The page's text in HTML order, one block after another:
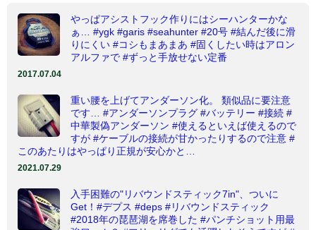
やっぱアシストフック作りにはシーハンターかな
ぁ… #ygk #garis #seahunter #20号 #結んだ後に滑
りにくい #コシもまあまあ #固くしたい時はアロン
アルファで #ずっと手放せない定番
2017.07.04
重い腰を上げてアンダーソン化。 類似品に要注意
です… #アンダーソンプラグ #バッテリー #接続 #
中華製偽アンダーソン #使えるといえば使えるので
すが #ケーブルの接続が甘かったりするので注意 #
このあたりはやっぱり正規が安心かと…
2021.07.29
入手困難の"リバウンドスティック7in"、ついに
Get！#デプス #deps #リバウンドスティック
#2018年の琵琶湖を席巻した #パンチショット用最